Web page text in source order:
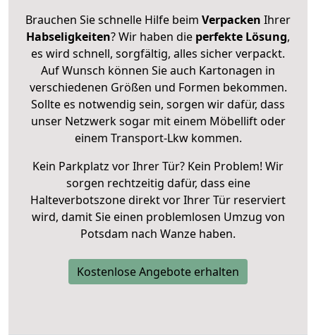
Brauchen Sie schnelle Hilfe beim Verpacken Ihrer
Habseligkeiten? Wir haben die perfekte Lösung,
es wird schnell, sorgfältig, alles sicher verpackt.
Auf Wunsch können Sie auch Kartonagen in
verschiedenen Größen und Formen bekommen.
Sollte es notwendig sein, sorgen wir dafür, dass
unser Netzwerk sogar mit einem Möbellift oder
einem Transport-Lkw kommen.
Kein Parkplatz vor Ihrer Tür? Kein Problem! Wir
sorgen rechtzeitig dafür, dass eine
Halteverbotszone direkt vor Ihrer Tür reserviert
wird, damit Sie einen problemlosen Umzug von
Potsdam nach Wanze haben.
Kostenlose Angebote erhalten